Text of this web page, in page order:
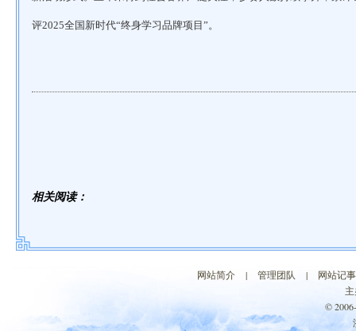
评2025全国新时代“终身学习品牌项目”。
相关阅读：
网站简介 | 管理团队 |
网站记事
©